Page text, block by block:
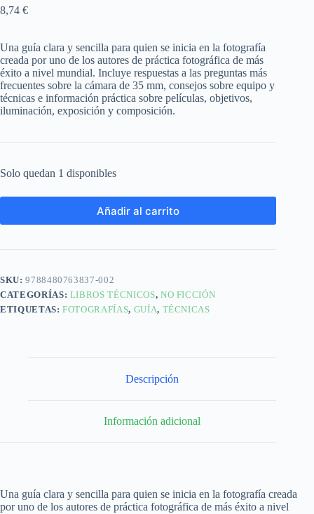
8,74 €
Una guía clara y sencilla para quien se inicia en la fotografía
creada por uno de los autores de práctica fotográfica de más
éxito a nivel mundial. Incluye respuestas a las preguntas más
frecuentes sobre la cámara de 35 mm, consejos sobre equipo y
técnicas e información práctica sobre películas, objetivos,
iluminación, exposición y composición.
Solo quedan 1 disponibles
Añadir al carrito
SKU:9788480763837-002
CATEGORÍAS: LIBROS TÉCNICOS, NO FICCIÓN
ETIQUETAS:FOTOGRAFÍAS, GUÍA, TÉCNICAS
Descripción
Información adicional
Una guía clara y sencilla para quien se inicia en la fotografía creada
por uno de los autores de práctica fotográfica de más éxito a nivel